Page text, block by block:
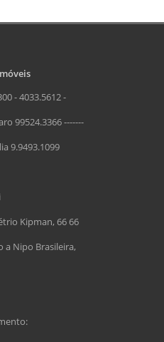
- 4033.5612 -
99524.3366 -------
9.9493.1099
Kipman, 66 66
a Nipo Brasileira,